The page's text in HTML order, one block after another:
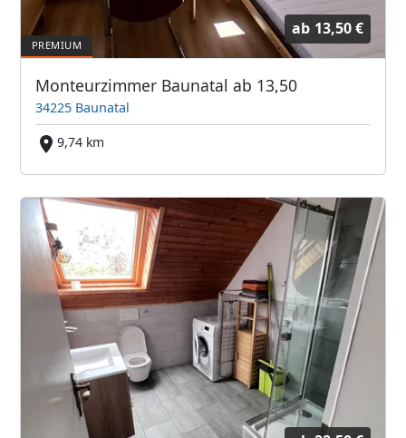
ab 13,50 €
Monteurzimmer Baunatal ab 13,50
34225 Baunatal
9,74 km